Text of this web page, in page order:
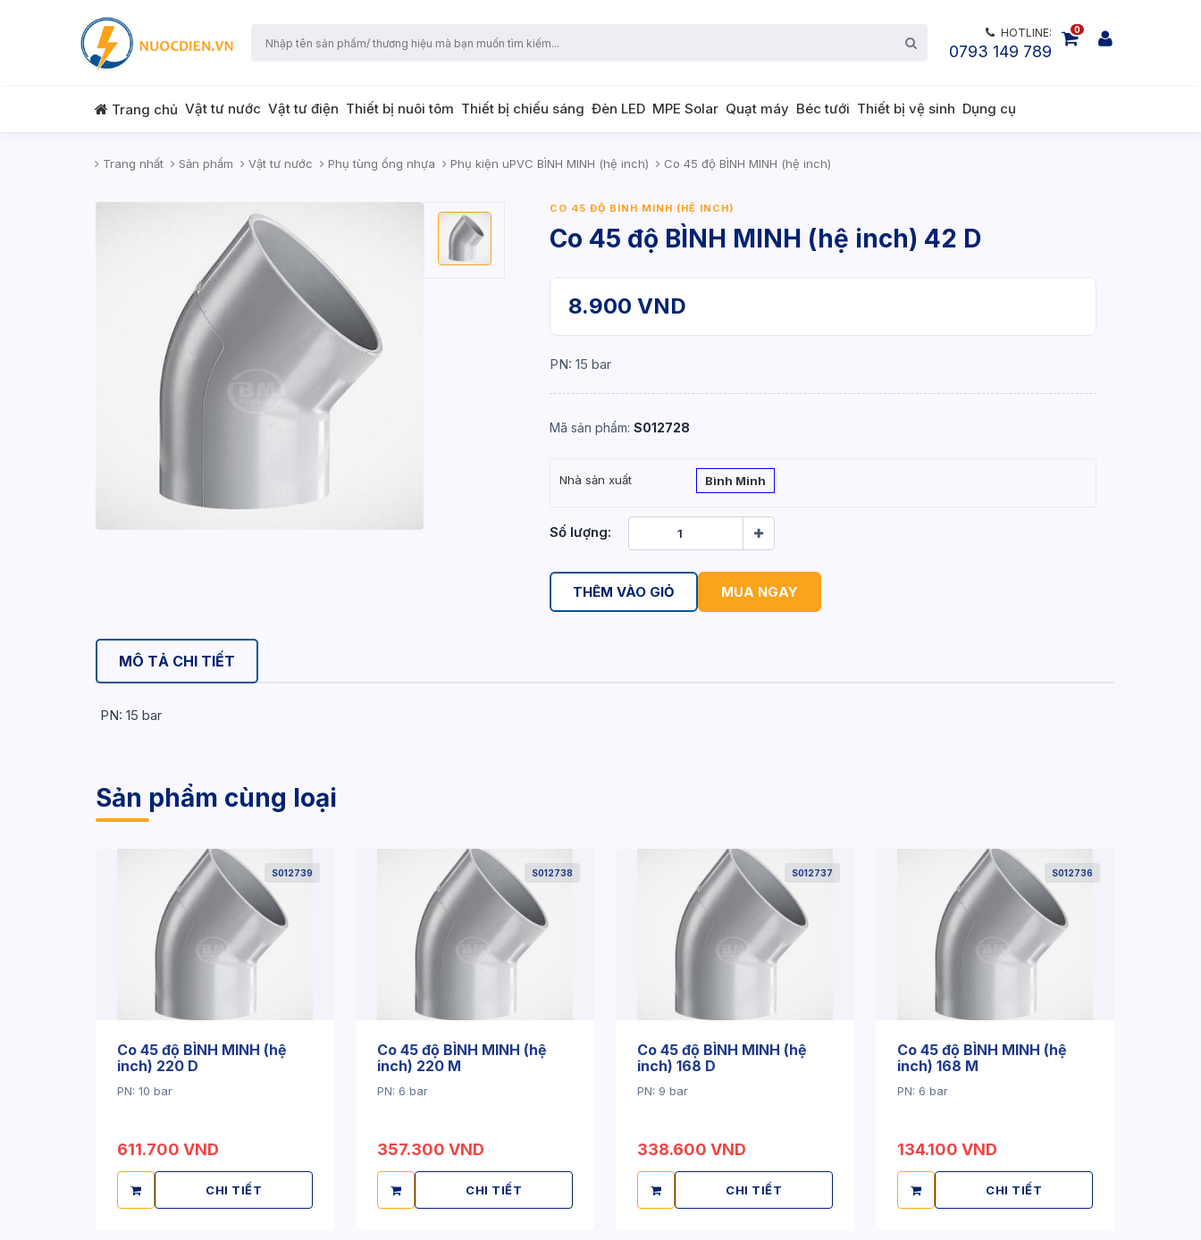
HOTLINE:
0793 149 789
0
Trang chủ Vật tư nước Vật tư điện Thiết bị nuôi tôm Thiết bị chiếu sáng Đèn LED MPE Solar Quạt máy Béc tưới Thiết bị vệ sinh Dụng cụ
Trang nhất Sản phẩm Vật tư nước Phụ tùng ống nhựa Phụ kiện uPVC BÌNH MINH (hệ inch) Co 45 độ BÌNH MINH (hệ inch)
CO 45 ĐỘ BÌNH MINH (HỆ INCH)
Co 45 độ BÌNH MINH (hệ inch) 42 D
8.900 VND
PN: 15 bar
Mã sản phẩm:S012728
Nhà sản xuất Bình Minh
Số lượng:
THÊM VÀO GIỎ MUA NGAY
MÔ TẢ CHI TIẾT
PN: 15 bar
Sản phẩm cùng loại
S012739
Co 45 độ BÌNH MINH (hệ
inch) 220 D
PN: 10 bar
611.700 VND
CHI TIẾT
S012738
Co 45 độ BÌNH MINH (hệ
inch) 220 M
PN: 6 bar
357.300 VND
CHI TIẾT
S012737
Co 45 độ BÌNH MINH (hệ
inch) 168 D
PN: 9 bar
338.600 VND
CHI TIẾT
S012736
Co 45 độ BÌNH MINH (hệ
inch) 168 M
PN: 6 bar
134.100 VND
CHI TIẾT